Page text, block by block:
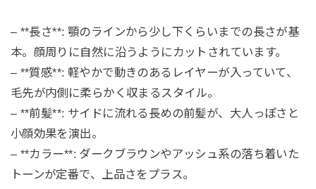
– **長さ**: 顎のラインから少し下くらいまでの長さが基
本。顔周りに自然に沿うようにカットされています。
– **質感**: 軽やかで動きのあるレイヤーが入っていて、
毛先が内側に柔らかく収まるスタイル。
– **前髪**: サイドに流れる長めの前髪が、大人っぽさと
小顔効果を演出。
– **カラー**: ダークブラウンやアッシュ系の落ち着いた
トーンが定番で、上品さをプラス。